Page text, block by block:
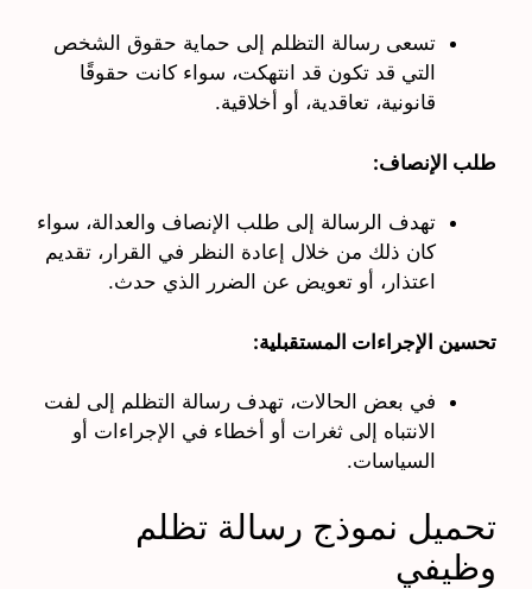
تسعى رسالة التظلم إلى حماية حقوق الشخص
التي قد تكون قد انتهكت، سواء كانت حقوقًا
قانونية، تعاقدية، أو أخلاقية.
طلب الإنصاف:
تهدف الرسالة إلى طلب الإنصاف والعدالة، سواء
كان ذلك من خلال إعادة النظر في القرار، تقديم
اعتذار، أو تعويض عن الضرر الذي حدث.
تحسين الإجراءات المستقبلية:
في بعض الحالات، تهدف رسالة التظلم إلى لفت
الانتباه إلى ثغرات أو أخطاء في الإجراءات أو
السياسات.
تحميل نموذج رسالة تظلم
وظيفي